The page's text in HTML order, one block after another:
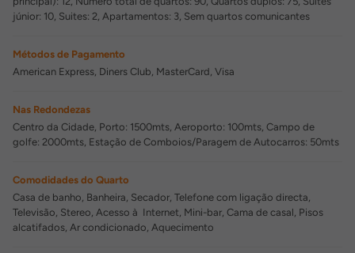
júnior: 10, Suites: 2, Apartamentos: 3, Sem quartos comunicantes
Métodos de Pagamento
American Express, Diners Club, MasterCard, Visa
Nas Redondezas
Centro da Cidade, Porto: 1500mts, Aeroporto: 100mts, Campo de
golfe: 2000mts, Estação de Comboios/Paragem de Autocarros: 50mts
Comodidades do Quarto
Casa de banho, Banheira, Secador, Telefone com ligação directa,
Televisão, Stereo, Acesso à Internet, Mini-bar, Cama de casal, Pisos
alcatifados, Ar condicionado, Aquecimento